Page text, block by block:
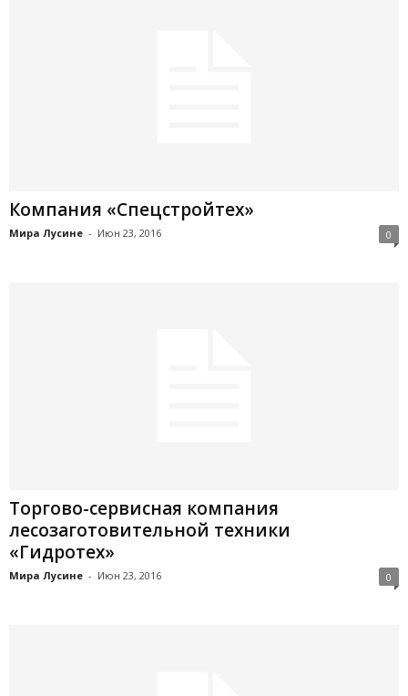
Компания «Спецстройтех»
Мира Лусине - Июн 23, 2016 0
Торгово-сервисная компания
лесозаготовительной техники
«Гидротех»
Мира Лусине - Июн 23, 2016 0